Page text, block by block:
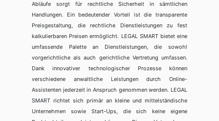
Abläufe sorgt für rechtliche Sicherheit in sämtlichen
Handlungen. Ein bedeutender Vorteil ist die transparente
Preisgestaltung, die rechtliche Dienstleistungen zu fest
kalkulierbaren Preisen ermöglicht. LEGAL SMART bietet eine
umfassende Palette an Dienstleistungen, die sowohl
vorgerichtliche als auch gerichtliche Vertretung umfassen.
Dank innovativer technologischer Prozesse können
verschiedene anwaltliche Leistungen durch Online-
Assistenten jederzeit in Anspruch genommen werden. LEGAL
SMART richtet sich primär an kleine und mittelständische
Unternehmen sowie Start-Ups, die sich keine eigene